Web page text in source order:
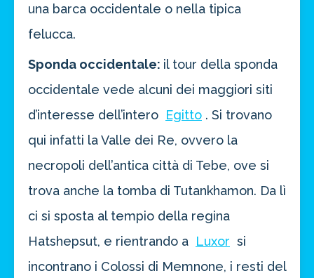
una barca occidentale o nella tipica
felucca.
Sponda occidentale: il tour della sponda
occidentale vede alcuni dei maggiori siti
d’interesse dell’intero Egitto . Si trovano
qui infatti la Valle dei Re, ovvero la
necropoli dell’antica città di Tebe, ove si
trova anche la tomba di Tutankhamon. Da lì
ci si sposta al tempio della regina
Hatshepsut, e rientrando a Luxor si
incontrano i Colossi di Memnone, i resti del